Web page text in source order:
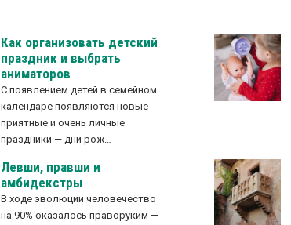
Как организовать детский
праздник и выбрать
аниматоров
С появлением детей в семейном
календаре появляются новые
приятные и очень личные
праздники — дни рож…
Левши, правши и
амбидекстры
В ходе эволюции человечество
на 90% оказалось праворуким —